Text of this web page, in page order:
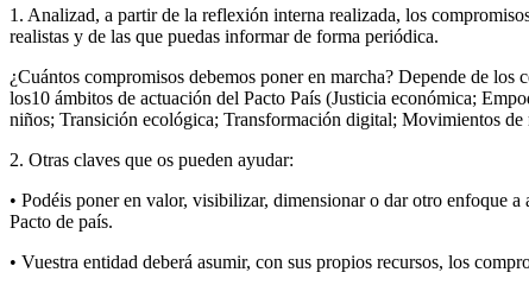
1. Analizad, a partir de la reflexión interna realizada, los
realistas y de las que puedas informar de forma periódica.
¿Cuántos compromisos debemos poner en marcha? Depende de
los10 ámbitos de actuación del Pacto País (Justicia económica;
niños; Transición ecológica; Transformación digital; Movimientos
2. Otras claves que os pueden ayudar:
• Podéis poner en valor, visibilizar, dimensionar o dar otro enfoque
Pacto de país.
• Vuestra entidad deberá asumir, con sus propios recursos, los